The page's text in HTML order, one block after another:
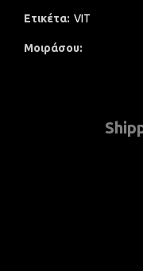
Ετικέτα: VIT
Μοιράσου